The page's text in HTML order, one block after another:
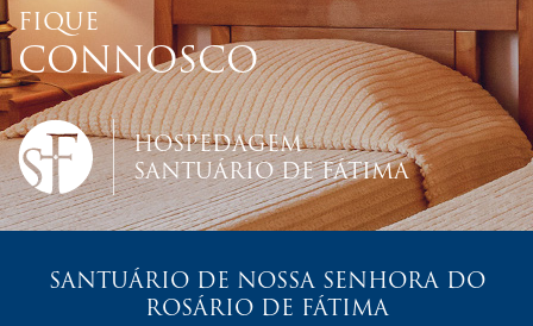
FIQUE
CONNOSCO
HOSPEDAGEM
SANTUÁRIO DE FÁTIMA
SANTUÁRIO DE NOSSA SENHORA DO
ROSÁRIO DE FÁTIMA